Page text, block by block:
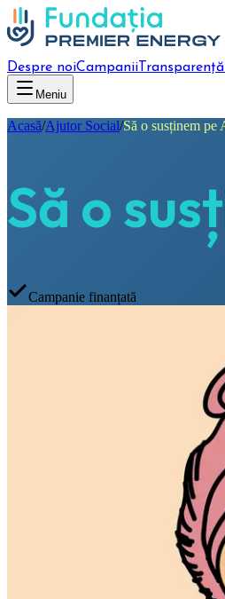
Despre noiCampanii Transparență
Meniu
Acasă/Ajutor Social/Să o susținem pe
Să o
Campanie finanțată